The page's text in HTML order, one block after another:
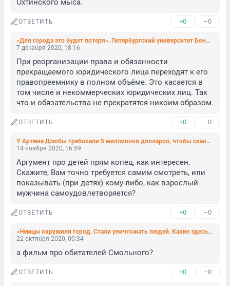
Охтинского мыса.
ОТВЕТИТЬ +0 –0
«Для города это будет потеря». Петербургский университет Бонч-Бруевича хотят понизить до московского филиала (фото)
7 декабря 2020, 18:16
При реорганизации права и обязанности
прекращаемого юридического лица переходят к его
правопреемнику в полном объёме. Это касается в
том числе и некоммерческих юридических лиц. Так
что и обязательства не прекратятся никоим образом.
ОТВЕТИТЬ +0 –0
У Артема Дзюбы требовали 5 миллионов долларов, чтобы скандальное видео не появилось в Интернете
14 ноября 2020, 16:59
Аргумент про детей прям копец, как интересен.
Скажите, Вам точно требуется самим смотреть, или
показывать (при детях) кому-либо, как взрослый
мужчина самоудовлетворяется?
ОТВЕТИТЬ +0 –0
«Немцы окружили город. Стали уничтожать людей. Какие здесь могут быть ещё причины трагедии?» (фото, видео)
22 октября 2020, 00:34
а фильм про обитателей Смольного?
ОТВЕТИТЬ +0 –0